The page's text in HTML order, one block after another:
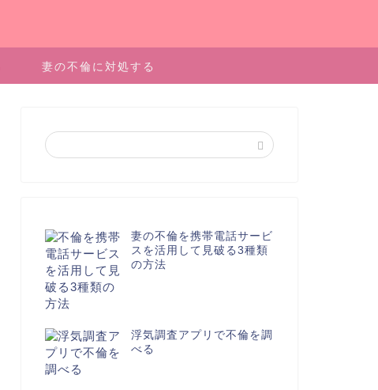
妻の不倫に対処する
妻の不倫を携帯電話サービ
スを活用して見破る3種類
の方法
浮気調査アプリで不倫を調
べる